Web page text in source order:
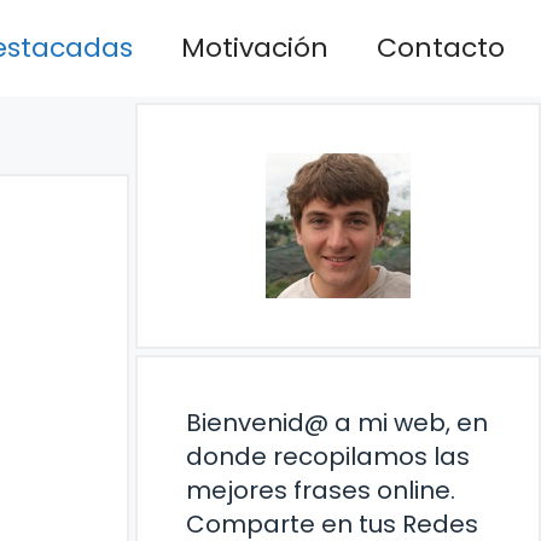
Motivación Contacto
Bienvenid@ a mi web, en
donde recopilamos las
mejores frases online.
Comparte en tus Redes